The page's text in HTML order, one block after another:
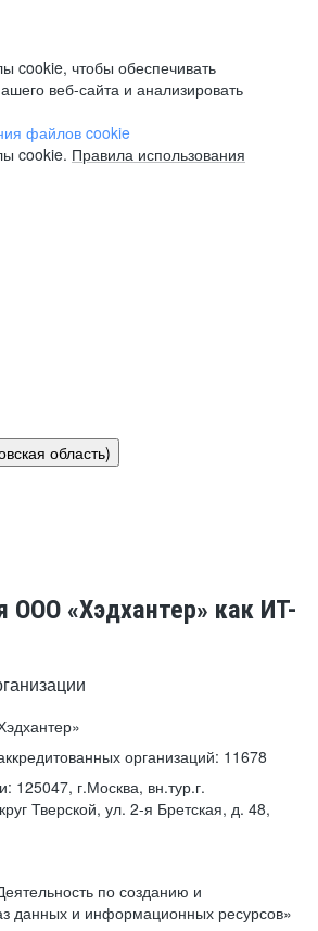
cookie, чтобы обеспечивать
веб-сайта и анализировать
файлов cookie
cookie. Правила использования
область)
ООО «Хэдхантер» как ИТ-
организаций: 11678
125047, г.Москва, вн.тур.г.
Тверской, ул. 2-я Бретская, д. 48,
по созданию и
данных и информационных ресурсов»